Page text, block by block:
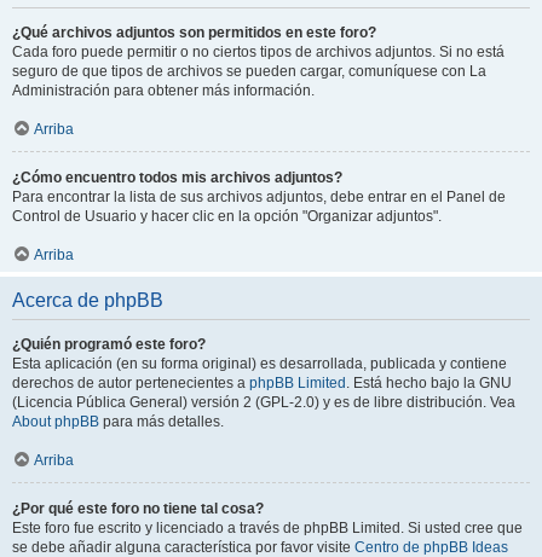
¿Qué archivos adjuntos son permitidos en este foro?
Cada foro puede permitir o no ciertos tipos de archivos adjuntos. Si no está
seguro de que tipos de archivos se pueden cargar, comuníquese con La
Administración para obtener más información.
Arriba
¿Cómo encuentro todos mis archivos adjuntos?
Para encontrar la lista de sus archivos adjuntos, debe entrar en el Panel de
Control de Usuario y hacer clic en la opción "Organizar adjuntos".
Arriba
Acerca de phpBB
¿Quién programó este foro?
Esta aplicación (en su forma original) es desarrollada, publicada y contiene
derechos de autor pertenecientes a phpBB Limited . Está hecho bajo la GNU
(Licencia Pública General) versión 2 (GPL-2.0) y es de libre distribución. Vea
About phpBB para más detalles.
Arriba
¿Por qué este foro no tiene tal cosa?
Este foro fue escrito y licenciado a través de phpBB Limited. Si usted cree que
se debe añadir alguna característica por favor visite Centro de phpBB Ideas